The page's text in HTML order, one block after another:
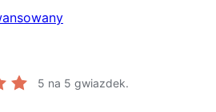
5 na 5 gwiazdek.